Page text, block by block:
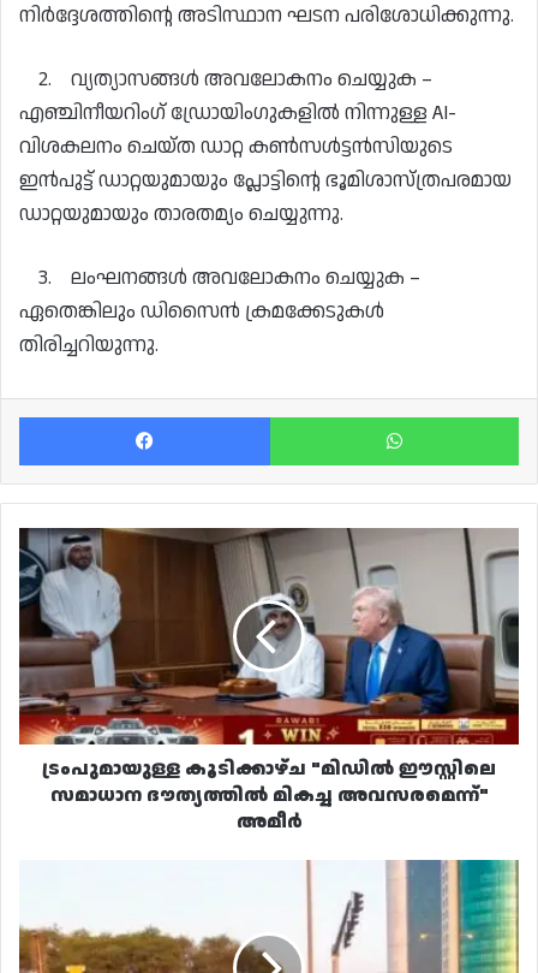
നിർദ്ദേശത്തിന്റെ അടിസ്ഥാന ഘടന പരിശോധിക്കുന്നു.
2. വ്യത്യാസങ്ങൾ അവലോകനം ചെയ്യുക –
എഞ്ചിനീയറിംഗ് ഡ്രോയിംഗുകളിൽ നിന്നുള്ള AI-
വിശകലനം ചെയ്ത ഡാറ്റ കൺസൾട്ടൻസിയുടെ
ഇൻപുട്ട് ഡാറ്റയുമായും പ്ലോട്ടിന്റെ ഭൂമിശാസ്ത്രപരമായ
ഡാറ്റയുമായും താരതമ്യം ചെയ്യുന്നു.
3. ലംഘനങ്ങൾ അവലോകനം ചെയ്യുക –
ഏതെങ്കിലും ഡിസൈൻ ക്രമക്കേടുകൾ
തിരിച്ചറിയുന്നു.
Facebook
ട്രംപുമായുള്ള
കൂടിക്കാഴ്ച
"മിഡിൽ
ഈസ്റ്റിലെ
സമാധാന
ദൗത്യത്തിൽ
മികച്ച
അവസരമെന്ന്"
അമീർ
ട്രംപുമായുള്ള കൂടിക്കാഴ്ച "മിഡിൽ ഈസ്റ്റിലെ
സമാധാന ദൗത്യത്തിൽ മികച്ച അവസരമെന്ന്"
അമീർ
നാലാം
ഘട്ട